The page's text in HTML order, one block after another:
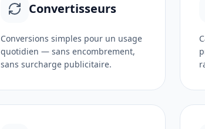
Convertisseurs
Conversions simples pour un usage
quotidien — sans encombrement,
sans surcharge publicitaire.